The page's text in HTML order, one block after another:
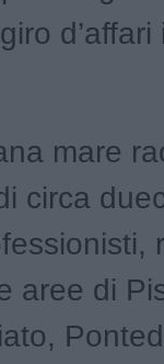
d’affari
mare
circa
aree di